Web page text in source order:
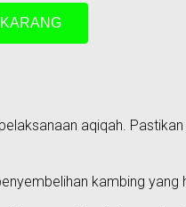
aqiqah.
kambing yang